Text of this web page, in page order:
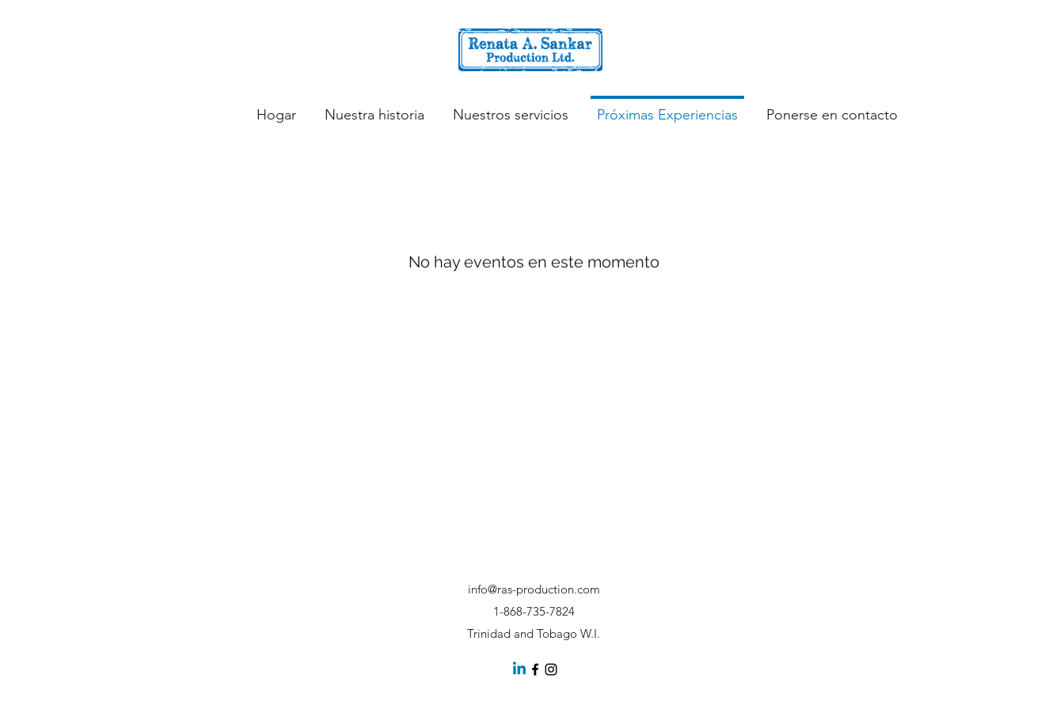
Hogar Nuestra historia Nuestros servicios Próximas Experiencias Ponerse en contacto
No hay eventos en este momento
info@ras-production.com
1-868-735-7824
Trinidad and Tobago W.I.